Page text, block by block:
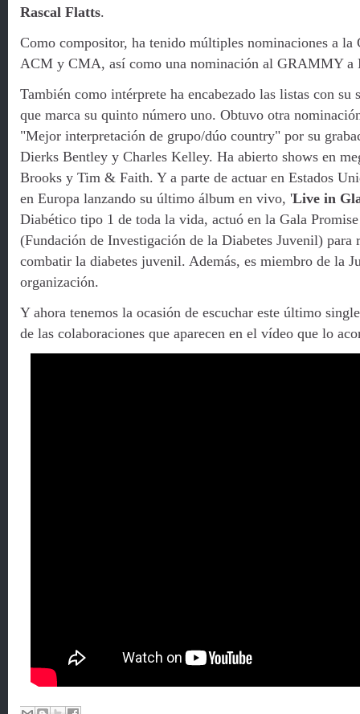
Rascal Flatts.
Como compositor, ha tenido múltiples nominaciones a la
ACM y CMA, así como una nominación al GRAMMY a
También como intérprete ha encabezado las listas con su
que marca su quinto número uno. Obtuvo otra
"Mejor interpretación de grupo/dúo country" por su
Dierks Bentley y Charles Kelley. Ha abierto shows en
Brooks y Tim & Faith. Y a parte de actuar en Estados
en Europa lanzando su último álbum en vivo, 'Live in
Diabético tipo 1 de toda la vida, actuó en la Gala
(Fundación de Investigación de la Diabetes Juvenil) para
combatir la diabetes juvenil. Además, es miembro de la
organización.
Y ahora tenemos la ocasión de escuchar este último
de las colaboraciones que aparecen en el vídeo que lo